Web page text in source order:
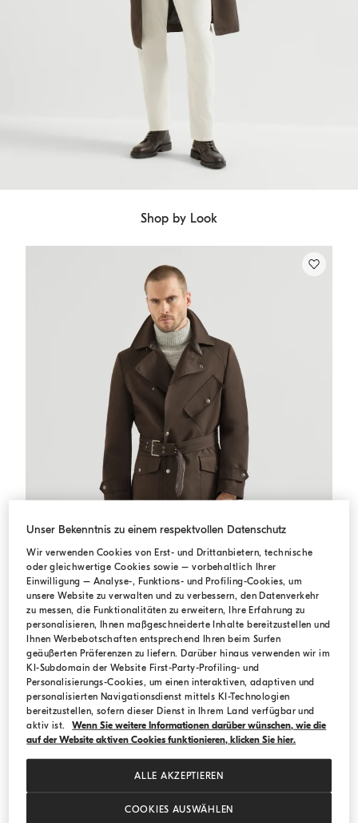
Shop by Look
Trenchcoat aus wasserabweisender Mikrofaser Braun
Trenchcoat aus wasserabweisender
Mikrofaser
4.900,00 €
Unser Bekenntnis zu einem respektvollen Datenschutz
Wir verwenden Cookies von Erst- und Drittanbietern, technische
oder gleichwertige Cookies sowie – vorbehaltlich Ihrer
Einwilligung – Analyse-, Funktions- und Profiling-Cookies, um
unsere Website zu verwalten und zu verbessern, den Datenverkehr
zu messen, die Funktionalitäten zu erweitern, Ihre Erfahrung zu
personalisieren, Ihnen maßgeschneiderte Inhalte bereitzustellen und
Ihnen Werbebotschaften entsprechend Ihren beim Surfen
geäußerten Präferenzen zu liefern. Darüber hinaus verwenden wir im
KI-Subdomain der Website First-Party-Profiling- und
Personalisierungs-Cookies, um einen interaktiven, adaptiven und
personalisierten Navigationsdienst mittels KI-Technologien
bereitzustellen, sofern dieser Dienst in Ihrem Land verfügbar und
aktiv ist.
Wenn Sie weitere Informationen darüber wünschen, wie die
auf der Website aktiven Cookies funktionieren, klicken Sie hier.
COOKIES AUSWÄHLEN
ALLE AKZEPTIEREN